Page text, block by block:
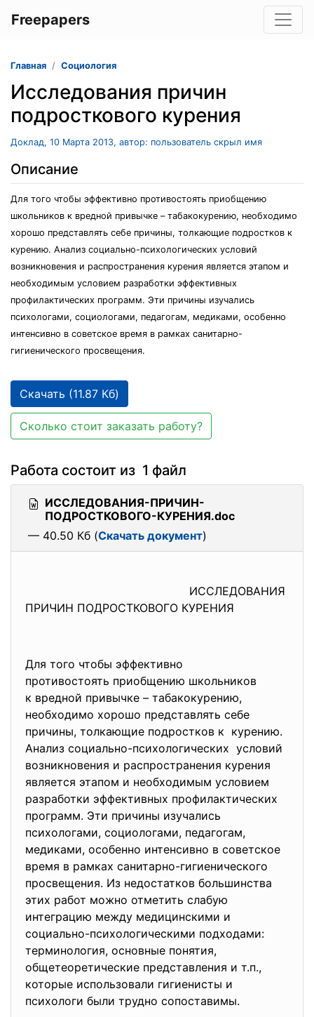
Freepapers
Главная Социология
Исследования причин
подросткового курения
Доклад, 10 Марта 2013, автор: пользователь скрыл имя
Описание
Для того чтобы эффективно противостоять приобщению
школьников к вредной привычке – табакокурению, необходимо
хорошо представлять себе причины, толкающие подростков к
курению. Анализ социально-психологических условий
возникновения и распространения курения является этапом и
необходимым условием разработки эффективных
профилактических программ. Эти причины изучались
психологами, социологами, педагогам, медиками, особенно
интенсивно в советское время в рамках санитарно-
гигиенического просвещения.
Скачать (11.87 Кб)
Сколько стоит заказать работу?
Работа состоит из 1 файл
ИССЛЕДОВАНИЯ-ПРИЧИН-
ПОДРОСТКОВОГО-КУРЕНИЯ.doc
— 40.50 Кб (Скачать документ)
ИССЛЕДОВАНИЯ
ПРИЧИН ПОДРОСТКОВОГО КУРЕНИЯ
Для того чтобы эффективно
противостоять приобщению школьников
к вредной привычке – табакокурению,
необходимо хорошо представлять себе
причины, толкающие подростков к курению.
Анализ социально-психологических условий
возникновения и распространения курения
является этапом и необходимым условием
разработки эффективных профилактических
программ. Эти причины изучались
психологами, социологами, педагогам,
медиками, особенно интенсивно в советское
время в рамках санитарно-гигиенического
просвещения. Из недостатков большинства
этих работ можно отметить слабую
интеграцию между медицинскими и
социально-психологическими подходами:
терминология, основные понятия,
общетеоретические представления и т.п.,
которые использовали гигиенисты и
психологи были трудно сопоставимы.